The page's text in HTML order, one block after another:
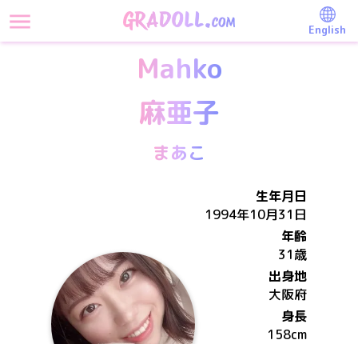
English
Mahko
麻亜子
まあこ
生年月日
1994年10月31日
年齢
31歳
出身地
大阪府
身長
158cm